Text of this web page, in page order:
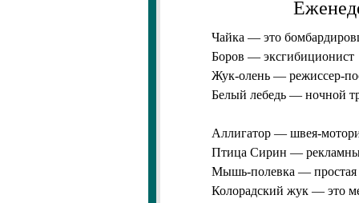
Чайка — это
Боров — эксгибиционист
Жук-олень — режиссер-
Белый лебедь — ночной
Аллигатор — швея-
Птица Сирин —
Мышь-полевка — простая
Колорадский жук — это